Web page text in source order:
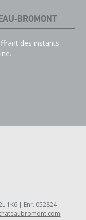
BROMONT
des instants
1K6 | Enr. 052824